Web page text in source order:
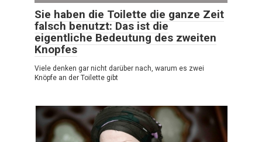
Sie haben die Toilette die ganze Zeit
falsch benutzt: Das ist die
eigentliche Bedeutung des zweiten
Knopfes
Viele denken gar nicht darüber nach, warum es zwei
Knöpfe an der Toilette gibt